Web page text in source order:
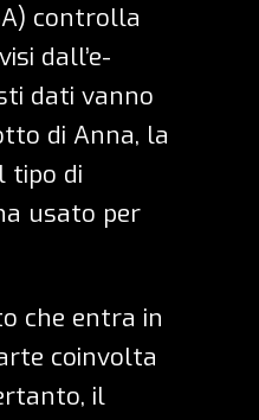
controlla
dall’e-
dati vanno
di Anna, la
tipo di
usato per
che entra in
coinvolta
il